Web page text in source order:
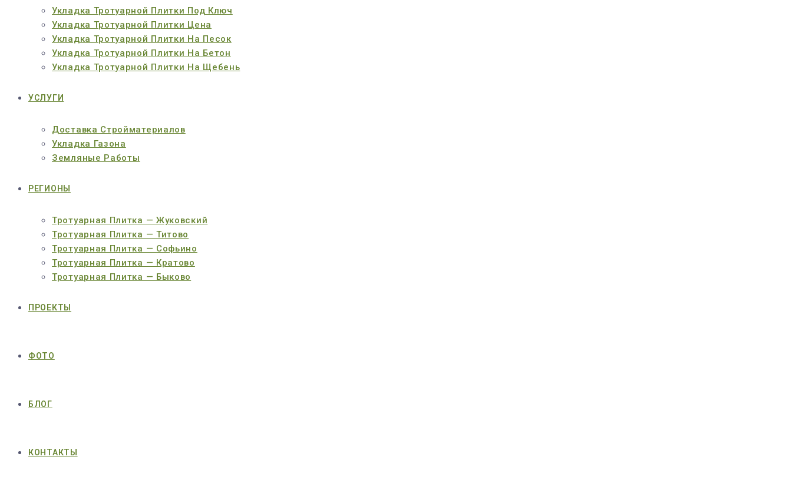
Укладка Тротуарной Плитки Под Ключ
Укладка Тротуарной Плитки Цена
Укладка Тротуарной Плитки На Песок
Укладка Тротуарной Плитки На Бетон
Укладка Тротуарной Плитки На Щебень
УСЛУГИ
Доставка Стройматериалов
Укладка Газона
Земляные Работы
РЕГИОНЫ
Тротуарная Плитка — Жуковский
Тротуарная Плитка — Титово
Тротуарная Плитка — Софьино
Тротуарная Плитка — Кратово
Тротуарная Плитка — Быково
ПРОЕКТЫ
ФОТО
БЛОГ
КОНТАКТЫ